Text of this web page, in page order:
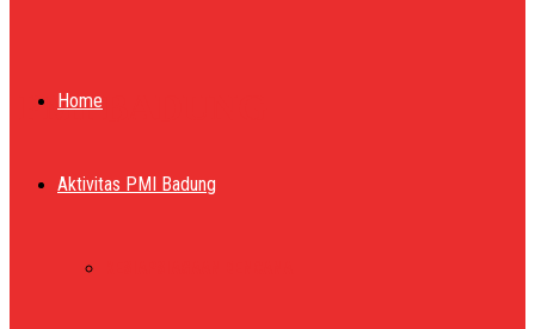
PMI BADUNG
Home
Aktivitas PMI Badung